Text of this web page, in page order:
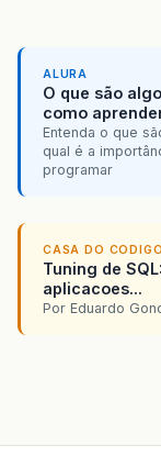
ALURA
O que são
como
Entenda o que
qual é a
programar
CASA DO CODIGO
Tuning de
aplicacoes...
Por Eduardo